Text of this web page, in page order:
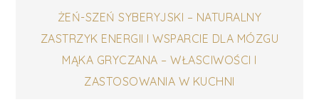
Nawigacja
wpisu
ŻEŃ-SZEŃ SYBERYJSKI – NATURALNY
ZASTRZYK ENERGII I WSPARCIE DLA MÓZGU
MĄKA GRYCZANA – WŁASCIWOŚCI I
ZASTOSOWANIA W KUCHNI